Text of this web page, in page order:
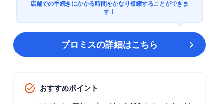
店舗での手続きにかかる時間をかなり短縮することができま
す！
プロミスの詳細はこちら
おすすめポイント